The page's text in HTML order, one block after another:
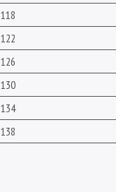
118
122
126
130
134
138